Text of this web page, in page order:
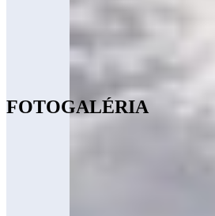
FOTOGALÉRIA